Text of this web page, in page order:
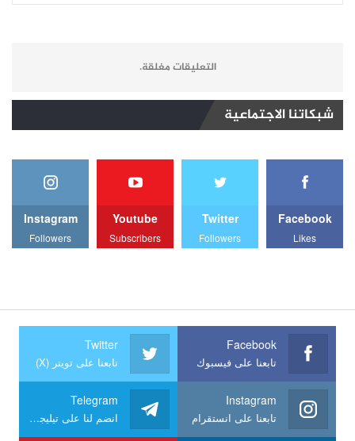
التعليقات مغلقة.
شبكاتنا الاجتماعية
Facebook
Likes
Twitter
Followers
Youtube
Subscribers
Instagram
Followers
Facebook
تابعنا على فيسبوك
Twitter
تابعنا على تويتر (X)
Instagram
تابعنا على انستقرام
Telegram
انضم لنا على تيليجرام